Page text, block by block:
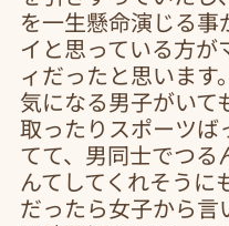
を一生懸命演じる事
イと思っている方が
ィだったと思います
気になる男子がいて
取ったりスポーツば
てて、男同士でつる
んてしてくれそうに
だったら女子から言